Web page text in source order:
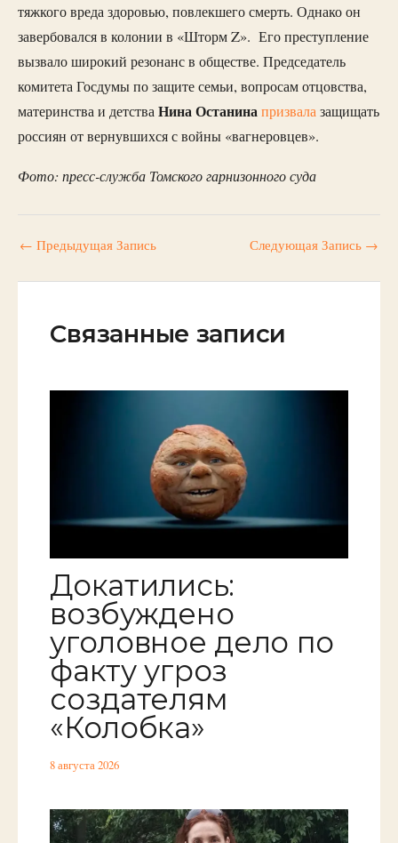
тяжкого вреда здоровью, повлекшего смерть. Однако он
завербовался в колонии в «Шторм Z». Его преступление
вызвало широкий резонанс в обществе. Председатель
комитета Госдумы по защите семьи, вопросам отцовства,
материнства и детстваНинаОстанинапризвалазащищать
россиян от вернувшихся с войны «вагнеровцев».
Фото: пресс-служба Томского гарнизонного суда
← Предыдущая Запись Следующая Запись →
Связанные записи
Докатились:
возбуждено
уголовное дело по
факту угроз
создателям
«Колобка»
8 августа 2026